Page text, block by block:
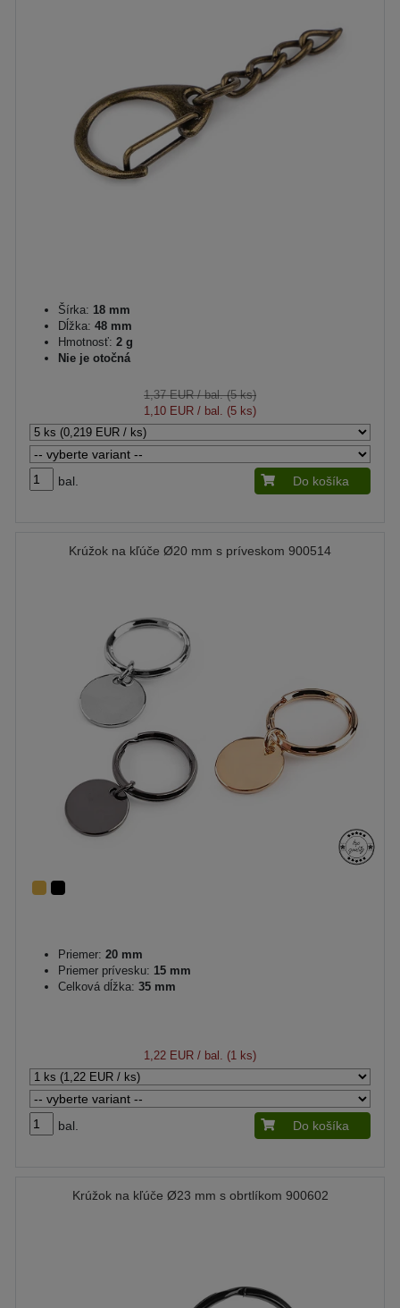
Šírka: 18 mm
Dĺžka: 48 mm
Hmotnosť: 2 g
Nie je otočná
1,37 EUR/ bal. (5 ks)
1,10 EUR / bal. (5 ks)
bal. Do košíka
Krúžok na kľúče Ø20 mm s príveskom 900514
Priemer: 20 mm
Priemer prívesku: 15 mm
Celková dĺžka: 35 mm
1,22 EUR / bal. (1 ks)
bal. Do košíka
Krúžok na kľúče Ø23 mm s obrtlíkom 900602